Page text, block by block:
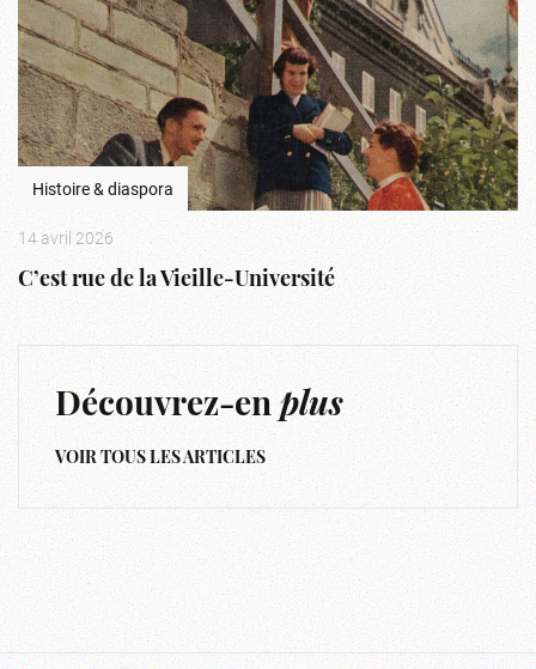
Histoire & diaspora
14 avril 2026
C’est rue de la Vieille-Université
Découvrez-enplus
VOIR TOUS LES ARTICLES